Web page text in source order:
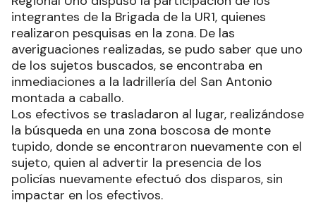
integrantes de la Brigada de la UR1, quienes
realizaron pesquisas en la zona. De las
averiguaciones realizadas, se pudo saber que uno
de los sujetos buscados, se encontraba en
inmediaciones a la ladrillería del San Antonio
montada a caballo.
Los efectivos se trasladaron al lugar, realizándose
la búsqueda en una zona boscosa de monte
tupido, donde se encontraron nuevamente con el
sujeto, quien al advertir la presencia de los
policías nuevamente efectuó dos disparos, sin
impactar en los efectivos.